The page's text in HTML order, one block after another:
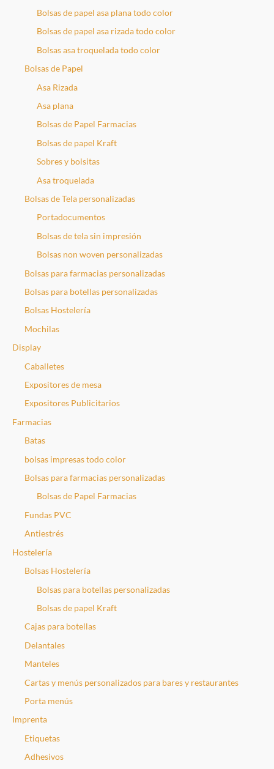
Bolsas de papel asa plana todo color
Bolsas de papel asa rizada todo color
Bolsas asa troquelada todo color
Bolsas de Papel
Asa Rizada
Asa plana
Bolsas de Papel Farmacias
Bolsas de papel Kraft
Sobres y bolsitas
Asa troquelada
Bolsas de Tela personalizadas
Portadocumentos
Bolsas de tela sin impresión
Bolsas non woven personalizadas
Bolsas para farmacias personalizadas
Bolsas para botellas personalizadas
Bolsas Hostelería
Mochilas
Display
Caballetes
Expositores de mesa
Expositores Publicitarios
Farmacias
Batas
bolsas impresas todo color
Bolsas para farmacias personalizadas
Bolsas de Papel Farmacias
Fundas PVC
Antiestrés
Hostelería
Bolsas Hostelería
Bolsas para botellas personalizadas
Bolsas de papel Kraft
Cajas para botellas
Delantales
Manteles
Cartas y menús personalizados para bares y restaurantes
Porta menús
Imprenta
Etiquetas
Adhesivos